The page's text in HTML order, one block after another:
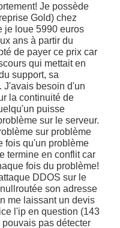
Je possède
Gold) chez
je loue 5990 euros
ans à partir du
de payer ce prix car
qui mettait en
support, sa
J'avais besoin d'un
la continuité de
puisse
sur le serveur.
sur problème
fois qu'un problème
termine en conflit car
fois du problème!
DDOS sur le
son adresse
me laissant un devis
l'ip en question (143
pas détecter